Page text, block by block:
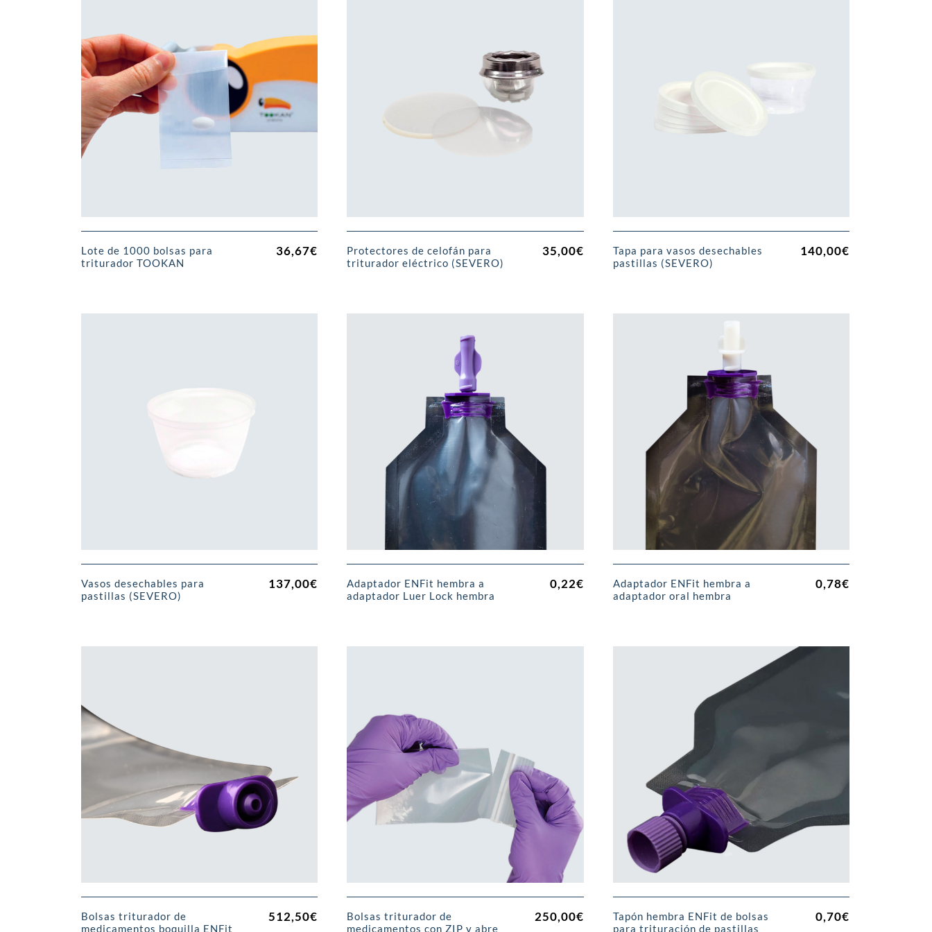
Lote de 1000 bolsas para
triturador TOOKAN
36,67€
Protectores de celofán para
triturador eléctrico (SEVERO)
35,00€
Tapa para vasos desechables
pastillas (SEVERO)
140,00€
Vasos desechables para
pastillas (SEVERO)
137,00€
Adaptador ENFit hembra a
adaptador Luer Lock hembra
0,22€
Adaptador ENFit hembra a
adaptador oral hembra
0,78€
Bolsas triturador de
medicamentos boquilla ENFit
512,50€
Bolsas triturador de
medicamentos con ZIP y abre
250,00€
Tapón hembra ENFit de bolsas
para trituración de pastillas
0,70€